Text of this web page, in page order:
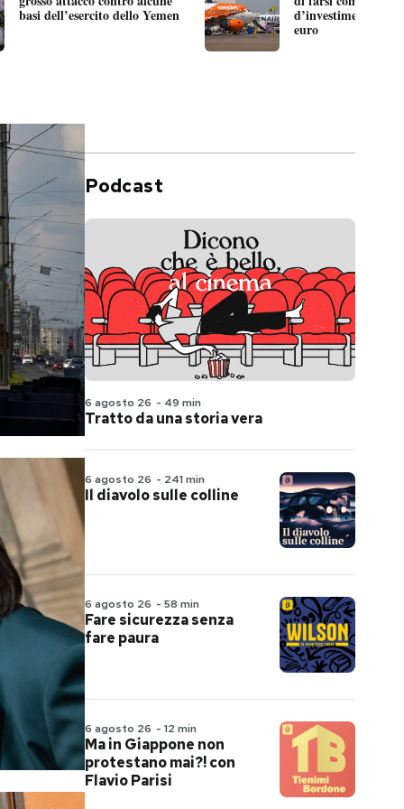
basi dell’esercito dello Yemen d’investimento
euro
Podcast
6 agosto 26 - 49 min
Tratto da una storia vera
6 agosto 26 - 241 min
Il diavolo sulle colline
6 agosto 26 -58 min
Fare sicurezza senza
fare paura
6 agosto 26 -12 min
Ma in Giappone non
protestano mai?! con
Flavio Parisi